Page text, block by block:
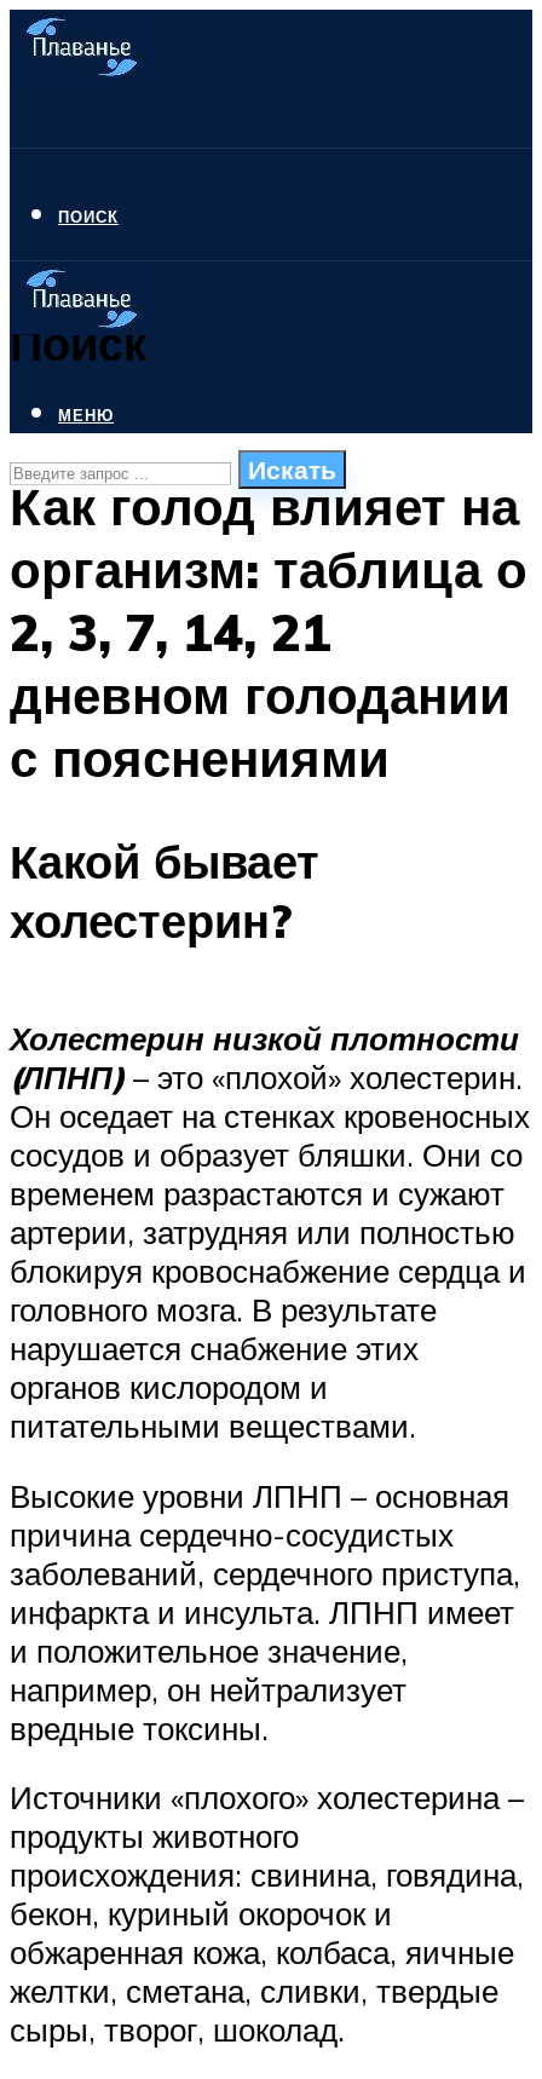
ПОИСК
Поиск
Искать
ПЛАВАНЬЕ ДЛЯ ДЕТЕЙ
БАССЕЙН ДЛЯ ДОМА
МЕНЮ
МЕНЮ
Как голод влияет на
организм: таблица о
2, 3, 7, 14, 21
дневном голодании
с пояснениями
Какой бывает
холестерин?
Холестерин низкой плотности
(ЛПНП) – это «плохой» холестерин.
Он оседает на стенках кровеносных
сосудов и образует бляшки. Они со
временем разрастаются и сужают
артерии, затрудняя или полностью
блокируя кровоснабжение сердца и
головного мозга. В результате
нарушается снабжение этих
органов кислородом и
питательными веществами.
Высокие уровни ЛПНП – основная
причина сердечно-сосудистых
заболеваний, сердечного приступа,
инфаркта и инсульта. ЛПНП имеет
и положительное значение,
например, он нейтрализует
вредные токсины.
Источники «плохого» холестерина –
продукты животного
происхождения: свинина, говядина,
бекон, куриный окорочок и
обжаренная кожа, колбаса, яичные
желтки, сметана, сливки, твердые
сыры, творог, шоколад.